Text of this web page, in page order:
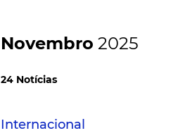
Novembro 2025
24 Notícias
Internacional